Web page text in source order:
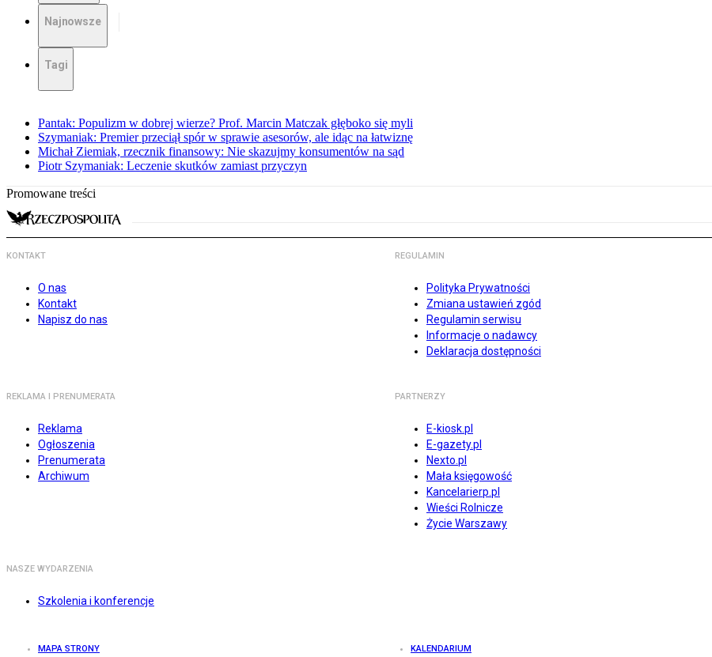
Najnowsze
Tagi
Pantak: Populizm w dobrej wierze? Prof. Marcin Matczak głęboko się myli
Szymaniak: Premier przeciął spór w sprawie asesorów, ale idąc na łatwiznę
Michał Ziemiak, rzecznik finansowy: Nie skazujmy konsumentów na sąd
Piotr Szymaniak: Leczenie skutków zamiast przyczyn
Promowane treści
KONTAKT
O nas
Kontakt
Napisz do nas
REGULAMIN
Polityka Prywatności
Zmiana ustawień zgód
Regulamin serwisu
Informacje o nadawcy
Deklaracja dostępności
REKLAMA I PRENUMERATA
Reklama
Ogłoszenia
Prenumerata
Archiwum
PARTNERZY
E-kiosk.pl
E-gazety.pl
Nexto.pl
Mała księgowość
Kancelarierp.pl
Wieści Rolnicze
Życie Warszawy
NASZE WYDARZENIA
Szkolenia i konferencje
MAPA STRONY KALENDARIUM